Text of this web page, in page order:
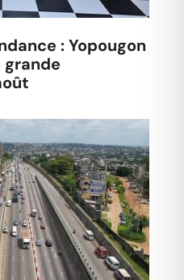
: Yopougon
grande